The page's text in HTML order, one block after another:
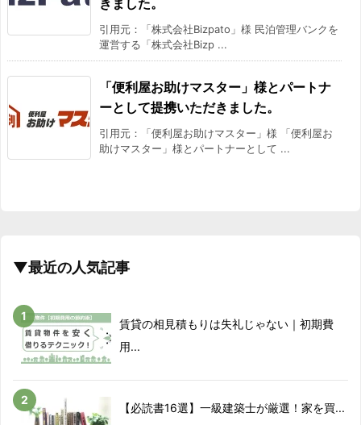
引用元：「株式会社Bizpato」様 民泊管理バンクを
運営する「株式会社Bizp ...
「便利屋お助けマスター」様とパートナ
ーとして提携いただきました。
引用元：「便利屋お助けマスター」様 「便利屋お
助けマスター」様とパートナーとして ...
▼最近の人気記事
賃貸の相見積もりは失礼じゃない｜初期費
用...
【必読書16選】一級建築士が厳選！家を買...